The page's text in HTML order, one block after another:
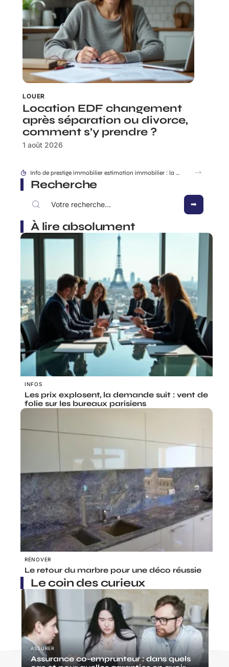
LOUER
Location EDF changement
après séparation ou divorce,
comment s’y prendre ?
1 août 2026
Info de prestige immobilier estimation immobilier : la méthode des vrais biens d’exception
Recherche
À lire absolument
INFOS
Les prix explosent, la demande suit : vent de
folie sur les bureaux parisiens
RÉNOVER
Le retour du marbre pour une déco réussie
Le coin des curieux
ASSURER
Assurance co-emprunteur : dans quels
Contact Mentions Légales Sitemap